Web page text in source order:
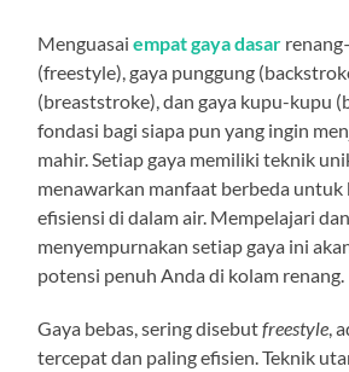
Menguasaiempat gaya dasar
(freestyle), gaya punggung
(breaststroke), dan gaya kupu-kupu
fondasi bagi siapa pun yang ingin
mahir. Setiap gaya memiliki teknik
menawarkan manfaat berbeda
efisiensi di dalam air. Mempelajari dan
menyempurnakan setiap gaya ini
potensi penuh Anda di kolam renang.
Gaya bebas, sering disebutfreestyle ,
tercepat dan paling efisien. Teknik